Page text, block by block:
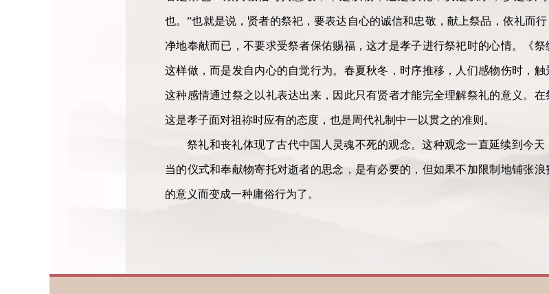
也。”也就是说，贤者的祭祀，要表达自心的诚信和忠敬，献上祭品，依礼而
净地奉献而已，不要求受祭者保佑赐福，这才是孝子进行祭祀时的心情。《
这样做，而是发自内心的自觉行为。春夏秋冬，时序推移，人们感物伤时，
这种感情通过祭之以礼表达出来，因此只有贤者才能完全理解祭礼的意义。
这是孝子面对祖祢时应有的态度，也是周代礼制中一以贯之的准则。
祭礼和丧礼体现了古代中国人灵魂不死的观念。这种观念一直延续到今
当的仪式和奉献物寄托对逝者的思念，是有必要的，但如果不加限制地铺张
的意义而变成一种庸俗行为了。